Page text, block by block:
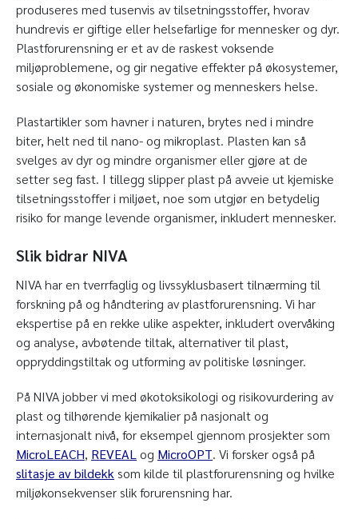
produseres med tusenvis av tilsetningsstoffer, hvorav
hundrevis er giftige eller helsefarlige for mennesker og dyr.
Plastforurensning er et av de raskest voksende
miljøproblemene, og gir negative effekter på økosystemer,
sosiale og økonomiske systemer og menneskers helse.
Plastartikler som havner i naturen, brytes ned i mindre
biter, helt ned til nano- og mikroplast. Plasten kan så
svelges av dyr og mindre organismer eller gjøre at de
setter seg fast. I tillegg slipper plast på avveie ut kjemiske
tilsetningsstoffer i miljøet, noe som utgjør en betydelig
risiko for mange levende organismer, inkludert mennesker.
Slik bidrar NIVA
NIVA har en tverrfaglig og livssyklusbasert tilnærming til
forskning på og håndtering av plastforurensning. Vi har
ekspertise på en rekke ulike aspekter, inkludert overvåking
og analyse, avbøtende tiltak, alternativer til plast,
oppryddingstiltak og utforming av politiske løsninger.
På NIVA jobber vi med økotoksikologi og risikovurdering av
plast og tilhørende kjemikalier på nasjonalt og
internasjonalt nivå, for eksempel gjennom prosjekter som
MicroLEACH, REVEAL og MicroOPT. Vi forsker også på
slitasje av bildekk som kilde til plastforurensning og hvilke
miljøkonsekvenser slik forurensning har.